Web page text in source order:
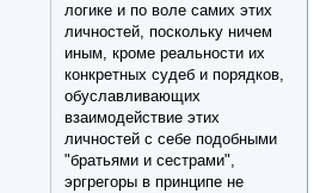
логике и по воле самих этих
личностей, поскольку ничем
иным, кроме реальности их
конкретных судеб и порядков,
обуславливающих
взаимодействие этих
личностей с себе подобными
"братьями и сестрами",
эргрегоры в принципе не